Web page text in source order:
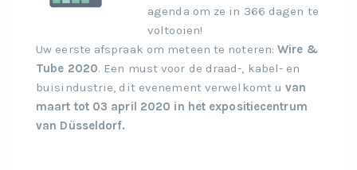
agenda om ze in 366 dagen te
voltooien!
Uw eerste afspraak om meteen te noteren:Wire &
Tube 2020. Een must voor de draad-, kabel- en
buisindustrie, dit evenement verwelkomt uvan
maart tot 03 april 2020 in het expositiecentrum
van Düsseldorf.